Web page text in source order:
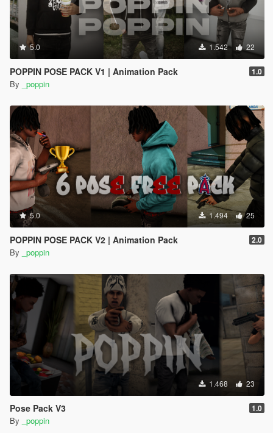
5.0 1.542 22
POPPIN POSE PACK V1 | Animation Pack 1.0
By _poppin
5.0 1.494 25
POPPIN POSE PACK V2 | Animation Pack 2.0
By _poppin
1.468 23
Pose Pack V3 1.0
By _poppin